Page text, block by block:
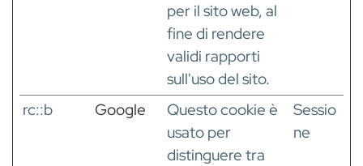
per il sito web, al
fine di rendere
validi rapporti
sull'uso del sito.
rc::b Google
Questo cookie è
usato per
distinguere tra
Sessio
ne